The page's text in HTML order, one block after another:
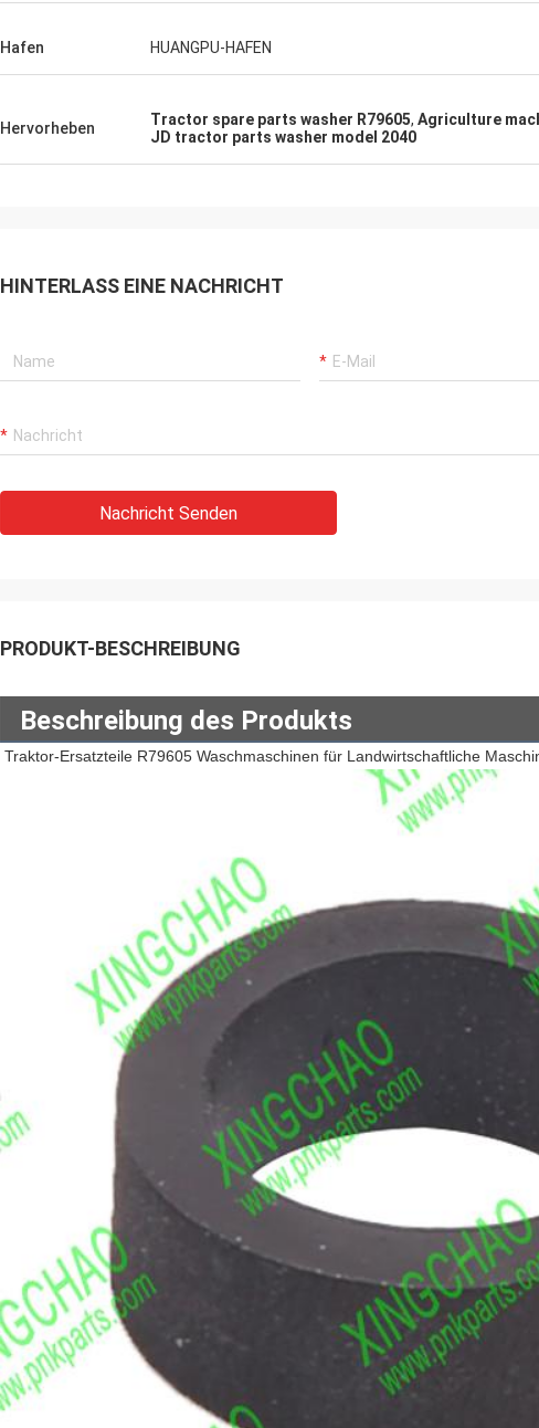
Hafen HUANGPU-HAFEN
Hervorheben Tractor spare parts washer R79605, Agriculture
JD tractor parts washer model 2040
HINTERLASS EINE NACHRICHT
Nachricht Senden
PRODUKT-BESCHREIBUNG
Beschreibung des Produkts
Traktor-Ersatzteile R79605 Waschmaschinen für Landwirtschaftliche